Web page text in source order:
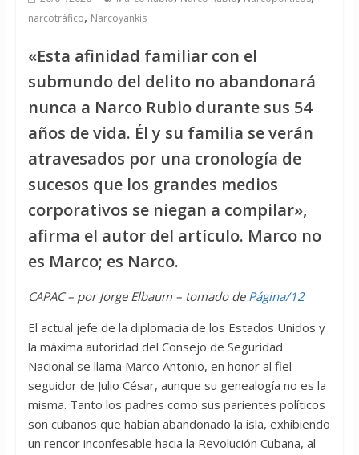
narcotráfico, Narcoyankis
«Esta afinidad familiar con el
submundo del delito no abandonará
nunca a Narco Rubio durante sus 54
años de vida. Él y su familia se verán
atravesados por una cronología de
sucesos que los grandes medios
corporativos se niegan a compilar»,
afirma el autor del artículo. Marco no
es Marco; es Narco.
CAPAC – por Jorge Elbaum – tomado de Página/12
El actual jefe de la diplomacia de los Estados Unidos y
la máxima autoridad del Consejo de Seguridad
Nacional se llama Marco Antonio, en honor al fiel
seguidor de Julio César, aunque su genealogía no es la
misma. Tanto los padres como sus parientes políticos
son cubanos que habían abandonado la isla, exhibiendo
un rencor inconfesable hacia la Revolución Cubana, al